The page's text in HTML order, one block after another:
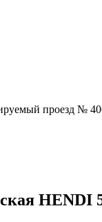
проезд №
HENDI